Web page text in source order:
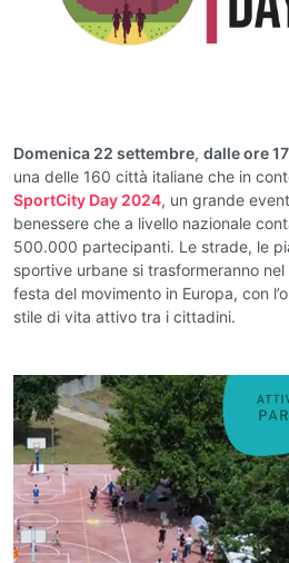
Domenica 22 settembre, dalle ore
una delle 160 città italiane che in
SportCity Day 2024, un grande
benessere che a livello nazionale
500.000 partecipanti. Le strade, le
sportive urbane si trasformeranno
festa del movimento in Europa, con
stile di vita attivo tra i cittadini.